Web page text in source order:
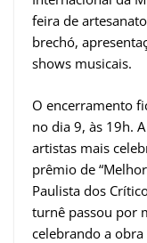
feira de
brechó,
shows musicais.
O encerramento
no dia 9, às 19h.
artistas mais
prêmio de
Paulista dos
turnê passou por
celebrando a